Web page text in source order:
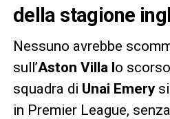
della stagione
Nessuno avrebbe
sull’Aston Villa lo
squadra di Unai Emerysi
in Premier League,